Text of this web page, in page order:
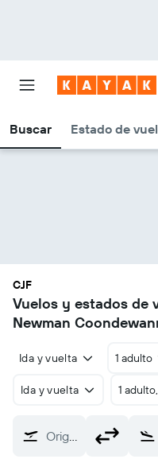
Buscar Estado de
CJF
Vuelos y estados de
Newman
Ida y vuelta 1 adulto
Ida y vuelta 1
Origen